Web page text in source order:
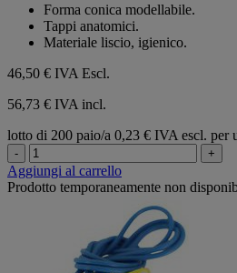
Forma conica modellabile.
Tappi anatomici.
Materiale liscio, igienico.
46,50 € IVA Escl.
56,73 € IVA incl.
lotto di 200 paio/a 0,23 € IVA escl. per
- +
Aggiungi al carrello
Prodotto temporaneamente non